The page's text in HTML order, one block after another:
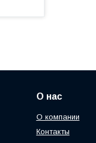
О нас
О компании
Контакты